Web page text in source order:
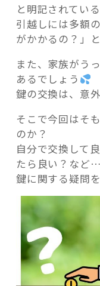
記事検索
と明記されてい
引越しには多額
がかかるの？」
また、家族がう
あるでしょう
鍵の交換は、意
そこで今回はそ
のか？
自分で交換して
たら良い？など…
鍵に関する疑問